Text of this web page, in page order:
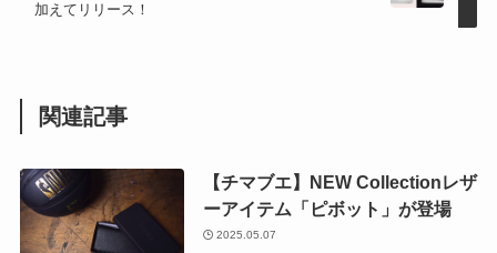
加えてリリース！
関連記事
【チマブエ】NEW Collectionレザ
ーアイテム「ピボット」が登場
2025.05.07